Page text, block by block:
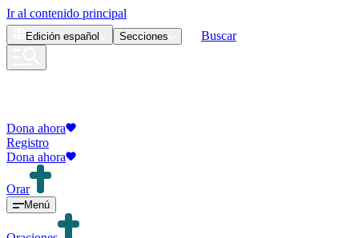
Ir al contenido principal
Edición español Secciones Buscar
Dona ahora
Registro
Dona ahora
Orar
Menú